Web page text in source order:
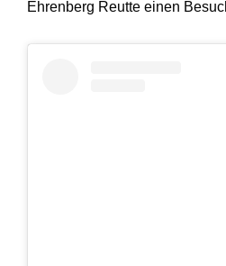
Ehrenberg Reutte einen